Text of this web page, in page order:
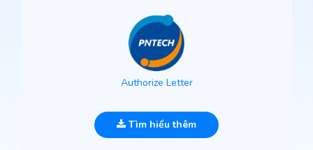
Authorize Letter
Tìm hiểu thêm